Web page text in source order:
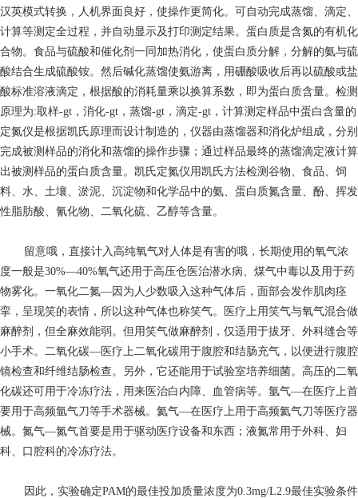
汉英模式转换，人机界面良好，使操作更简化。可自动完成蒸馏、滴定、
计算等测定全过程，并自动显示及打印测定结果。蛋白质是含氮的有机化
合物。食品与硫酸和催化剂一同加热消化，使蛋白质分解，分解的氨与硫
酸结合生成硫酸铵。然后碱化蒸馏使氨游离，用硼酸吸收后再以硫酸或盐
酸标准溶液滴定，根据酸的消耗量乘以换算系数，即为蛋白质含量。检测
原理为:取样-gt，消化-gt，蒸馏-gt，滴定-gt，计算测定样品中蛋白含量的
定氮仪是根据凯氏原理而设计制造的，仪器由蒸馏器和消化炉组成，分别
完成被测样品的消化和蒸馏的操作步骤；通过样品最终的蒸馏滴定液计算
出被测样品的蛋白质含量。凯氏定氮仪用凯氏方法检测谷物、食品、饲
料、水、土壤、淤泥、沉淀物和化学品中的氨、蛋白质氮含量、酚、挥发
性脂肪酸、氰化物、二氧化硫、乙醇等含量。
留意哦，直接计入高纯氧气对人体是有害的哦，长期使用的氧气浓
度一般是30%—40%氧气还用于高压仓医治潜水病、煤气中毒以及用于药
物雾化。一氧化二氮—因为人少数吸入这种气体后，面部会发作肌肉痉
挛，呈现笑的表情，所以这种气体也称笑气。医疗上用笑气与氧气混合做
麻醉剂，但全麻效能弱。但用笑气做麻醉剂，仅适用于拔牙、外科缝合等
小手术。二氧化碳—医疗上二氧化碳用于腹腔和结肠充气，以便进行腹腔
镜检查和纤维结肠检查。另外，它还能用于试验室培养细菌。高压的二氧
化碳还可用于冷冻疗法，用来医治白内障、血管病等。氩气—在医疗上首
要用于高频氩气刀等手术器械。氦气—在医疗上用于高频氦气刀等医疗器
械。氮气—氮气首要是用于驱动医疗设备和东西；液氮常用于外科、妇
科、口腔科的冷冻疗法。
因此，实验确定PAM的最佳投加质量浓度为0.3mg/L2.9最佳实验条件